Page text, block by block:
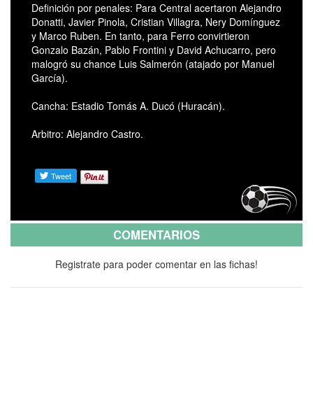
Definición por penales: Para Central acertaron Alejandro
Donatti, Javier Pinola, Cristian Villagra, Nery Domínguez
y Marco Ruben. En tanto, para Ferro convirtieron
Gonzalo Bazán, Pablo Frontini y David Achucarro, pero
malogró su chance Luis Salmerón (atajado por Manuel
García).
Cancha: Estadio Tomás A. Ducó (Huracán).
Arbitro: Alejandro Castro.
COMENTARIOS
Registrate para poder comentar en las fichas!